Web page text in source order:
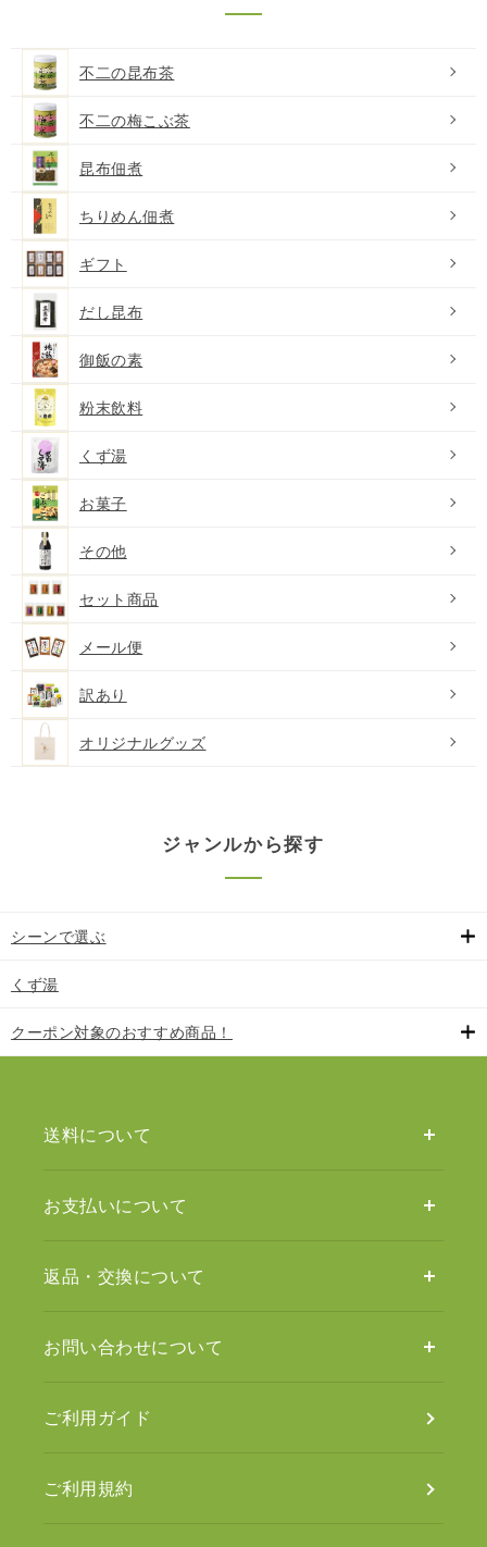
不二の昆布茶
不二の梅こぶ茶
昆布佃煮
ちりめん佃煮
ギフト
だし昆布
御飯の素
粉末飲料
くず湯
お菓子
その他
セット商品
メール便
訳あり
オリジナルグッズ
ジャンルから探す
シーンで選ぶ
くず湯
クーポン対象のおすすめ商品！
送料について
お支払いについて
返品・交換について
お問い合わせについて
ご利用ガイド
ご利用規約